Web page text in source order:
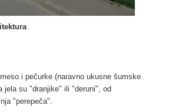
i pečurke (naravno ukusne šumske
jela su "dranjike" ili "deruni", od
"perepeča".